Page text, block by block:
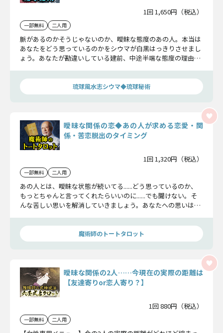
1回 1,650円（税込）
一部無料 二人用
脈があるのかそうじゃないのか、曖昧な態度のあの人。本当は
あなたをどう思っているのかをシウマが白黒はっきりさせまし
ょう。あなたが勘違いしている建前、中途半端な態度の理由、
もきちんとお話ししますよ。
琉球風水志シウマ◆琉球秘術
曖昧な関係の恋◆あの人が求める恋愛・関
係・苦恋脱出のタイミング
1回 1,320円（税込）
一部無料 二人用
あの人とは、曖昧な状態が続いてる......どう思っているのか、
もっとちゃんと言ってくれたらいいのに......でも聞けない。そ
んな苦しい思いを解消していきましょう。あなたへの思いはも
きかまでを教えます。
魔術師のトートタロット
曖昧な関係の2人……今現在の実際の距離は
【友達寄りor恋人寄り？】
1回 880円（税込）
一部無料 二人用